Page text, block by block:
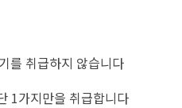
를 취급하지 않습니다
1가지만을 취급합니다